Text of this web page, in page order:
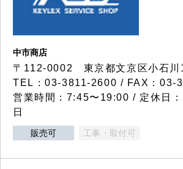
中市商店
〒112-0002 東京都文京区小石川
TEL：03-3811-2600 / FAX：03-
営業時間：7:45〜19:00 / 定休日：
日
販売可 工事・取付可